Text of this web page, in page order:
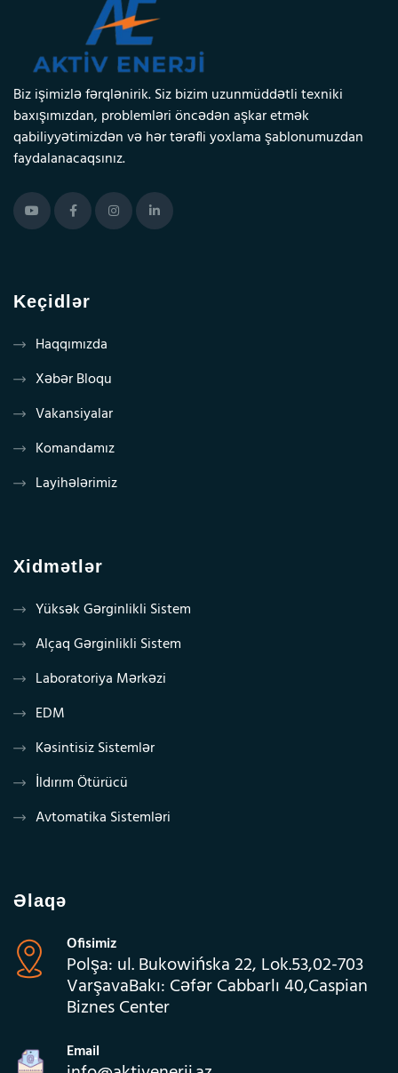
Biz işimizlə fərqlənirik. Siz bizim uzunmüddətli texniki
baxışımızdan, problemləri öncədən aşkar etmək
qabiliyyətimizdən və hər tərəfli yoxlama şablonumuzdan
faydalanacaqsınız.
Keçidlər
Haqqımızda
Xəbər Bloqu
Vakansiyalar
Komandamız
Layihələrimiz
Xidmətlər
Yüksək Gərginlikli Sistem
Alçaq Gərginlikli Sistem
Laboratoriya Mərkəzi
EDM
Kəsintisiz Sistemlər
İldırım Ötürücü
Avtomatika Sistemləri
Əlaqə
Ofisimiz
Polşa: ul. Bukowińska 22, Lok.53,02-703
VarşavaBakı: Cəfər Cabbarlı 40,Caspian
Biznes Center
Email